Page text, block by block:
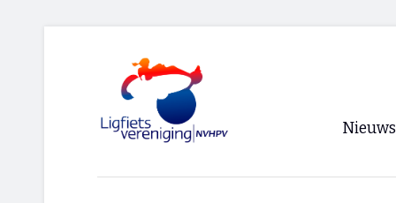
Nieuws